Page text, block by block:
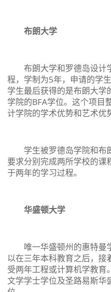
布朗大学
布朗大学和罗德岛设计
程，学制为5年，申请的学
学生最后获得的是布朗大
学院的BFA学位。这个项目
计学院的学术优势和艺术优
学生被罗德岛学院和布
要求分别完成两所学校的
于两年的学习过程。
华盛顿大学
唯一华盛顿州的惠特曼
以在三年本科教育之后，
受两年工程或计算机学教育
文学学士学位及圣路易斯华